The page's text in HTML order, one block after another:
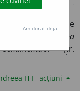
a tot ce e
~a
[fr.
H-I acțiuni
Am donat deja.